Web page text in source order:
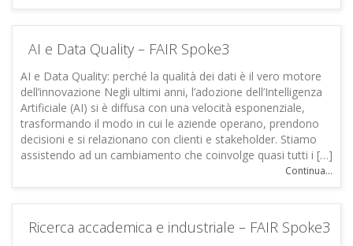
AI e Data Quality – FAIR Spoke3
AI e Data Quality: perché la qualità dei dati è il vero motore
dell’innovazione Negli ultimi anni, l’adozione dell’Intelligenza
Artificiale (AI) si è diffusa con una velocità esponenziale,
trasformando il modo in cui le aziende operano, prendono
decisioni e si relazionano con clienti e stakeholder. Stiamo
assistendo ad un cambiamento che coinvolge quasi tutti i […]
Continua...
Ricerca accademica e industriale – FAIR Spoke3